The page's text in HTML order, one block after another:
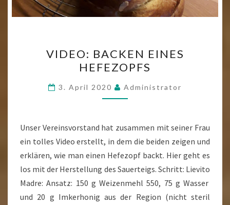
BACKEN
EINES
HEFEZOPFS
VIDEO: BACKEN EINES
HEFEZOPFS
3. April 2020 Administrator
Unser Vereinsvorstand hat zusammen mit seiner Frau
ein tolles Video erstellt, in dem die beiden zeigen und
erklären, wie man einen Hefezopf backt. Hier geht es
los mit der Herstellung des Sauerteigs. Schritt: Lievito
Madre: Ansatz: 150 g Weizenmehl 550, 75 g Wasser
und 20 g Imkerhonig aus der Region (nicht steril